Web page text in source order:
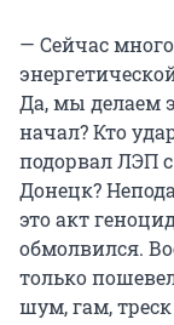
— Сейчас
Да, мы делаем
начал? Кто
подорвал ЛЭП
Донецк?
это акт
обмолвился.
только
шум, гам,